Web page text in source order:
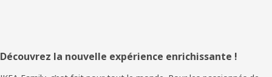
Pied
Découvrez la nouvelle expérience enrichissante !